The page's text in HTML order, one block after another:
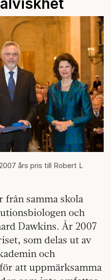
års pris till Robert L
från samma skola
och
Dawkins. År 2007
som delas ut av
och
att uppmärksamma